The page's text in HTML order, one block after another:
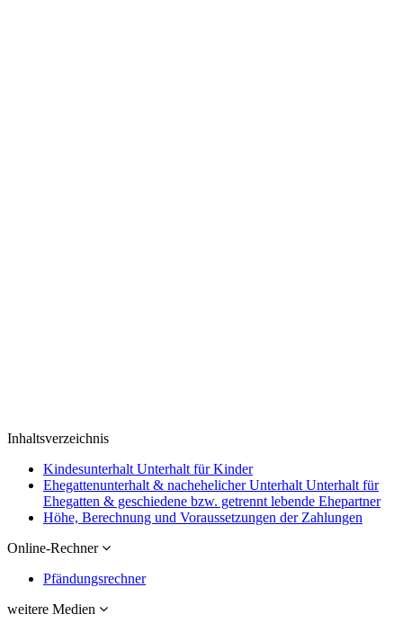
Inhaltsverzeichnis
Kindesunterhalt Unterhalt für Kinder
Ehegattenunterhalt & nachehelicher Unterhalt Unterhalt für
Ehegatten & geschiedene bzw. getrennt lebende Ehepartner
Höhe, Berechnung und Voraussetzungen der Zahlungen
Online-Rechner
Pfändungsrechner
weitere Medien